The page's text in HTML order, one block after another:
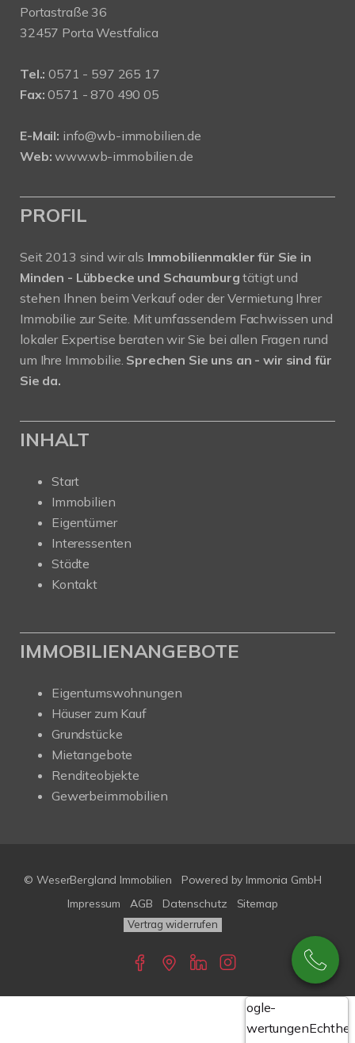
Portastraße 36
32457 Porta Westfalica
Tel.: 0571 - 597 265 17
Fax: 0571 - 870 490 05
E-Mail: info@wb-immobilien.de
Web: www.wb-immobilien.de
PROFIL
Seit 2013 sind wir als Immobilienmakler für Sie in
Minden - Lübbecke und Schaumburgtätigt und
stehen Ihnen beim Verkauf oder der Vermietung Ihrer
Immobilie zur Seite. Mit umfassendem Fachwissen und
lokaler Expertise beraten wir Sie bei allen Fragen rund
um Ihre Immobilie. Sprechen Sie uns an - wir sind für
Sie da.
INHALT
Start
Immobilien
Eigentümer
Interessenten
Städte
Kontakt
IMMOBILIENANGEBOTE
Eigentumswohnungen
Häuser zum Kauf
Grundstücke
Mietangebote
Renditeobjekte
Gewerbeimmobilien
© WeserBergland Immobilien Powered by Immonia GmbH
Impressum
AGB Datenschutz Sitemap
Vertrag widerrufen
Google-
Bewertungen